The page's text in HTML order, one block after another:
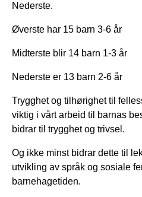
Nederste.
Øverste har 15 barn 3-6 år
Midterste blir 14 barn 1-3 år
Nederste er 13 barn 2-6 år
Trygghet og tilhørighet til
viktig i vårt arbeid til barnas
bidrar til trygghet og trivsel.
Og ikke minst bidrar dette til
utvikling av språk og sosiale
barnehagetiden.